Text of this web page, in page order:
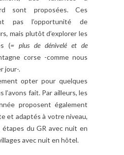
sont proposées. Ces
pas l’opportunité de
mais plutôt d’explorer les
(= plus de dénivelé et de
corse -comme nous
jour-.
opter pour quelques
l’avons fait. Par ailleurs, les
proposent également
et adaptés à votre niveau,
du GR avec nuit en
avec nuit en hôtel.